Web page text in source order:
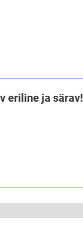
eriline ja särav!